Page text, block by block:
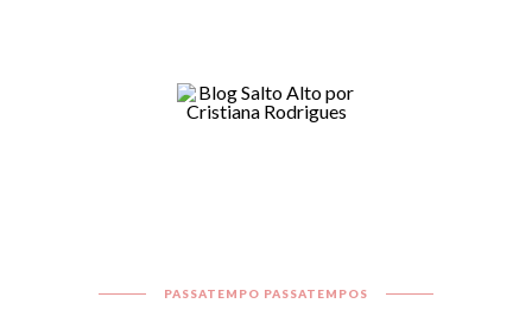
PASSATEMPO PASSATEMPOS